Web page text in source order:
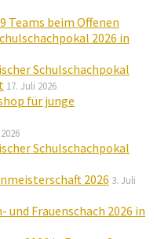
Teams beim Offenen
2026 in
Schulschachpokal
17. Juli 2026
für junge
Schulschachpokal
2026 3. Juli
und Frauenschach 2026 in